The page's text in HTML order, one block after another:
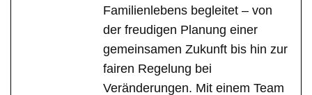
Familienlebens begleitet – von
der freudigen Planung einer
gemeinsamen Zukunft bis hin zur
fairen Regelung bei
Veränderungen. Mit einem Team